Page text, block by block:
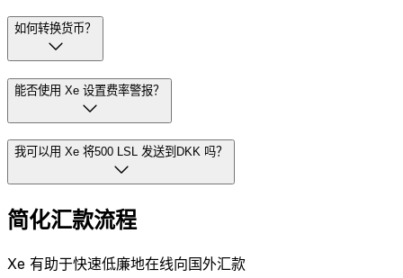
如何转换货币？
能否使用 Xe 设置费率警报？
我可以用 Xe 将500 LSL 发送到DKK 吗？
简化汇款流程
Xe 有助于快速低廉地在线向国外汇款